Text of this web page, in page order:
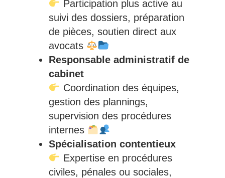
Participation plus active au
suivi des dossiers, préparation
de pièces, soutien direct aux
avocats
Responsable administratif de
cabinet
Coordination des équipes,
gestion des plannings,
supervision des procédures
internes
Spécialisation contentieux
Expertise en procédures
civiles, pénales ou sociales,